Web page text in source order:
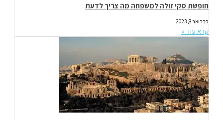
חופשת סקי זולה למשפחה מה צריך לדעת
פברואר 8, 2023
קרא עוד »